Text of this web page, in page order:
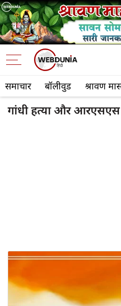
समाचार बॉलीवुड श्रावण
गांधी हत्या और आरएसएस